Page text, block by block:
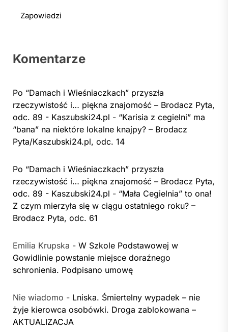
Zapowiedzi
Komentarze
Po “Damach i Wieśniaczkach” przyszła
rzeczywistość i… piękna znajomość – Brodacz Pyta,
odc. 89 - Kaszubski24.pl - “Karisia z cegielni” ma
“bana” na niektóre lokalne knajpy? – Brodacz
Pyta/Kaszubski24.pl, odc. 14
Po “Damach i Wieśniaczkach” przyszła
rzeczywistość i… piękna znajomość – Brodacz Pyta,
odc. 89 - Kaszubski24.pl - “Mała Cegielnia” to ona!
Z czym mierzyła się w ciągu ostatniego roku? –
Brodacz Pyta, odc. 61
Emilia Krupska - W Szkole Podstawowej w
Gowidlinie powstanie miejsce doraźnego
schronienia. Podpisano umowę
Nie wiadomo - Lniska. Śmiertelny wypadek – nie
żyje kierowca osobówki. Droga zablokowana –
AKTUALIZACJA